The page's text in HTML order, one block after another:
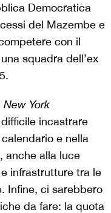
Democratica
del Mazembe e
con il
squadra dell’ex
New York
incastrare
e nella
anche alla luce
infrastrutture tra le
Infine, ci sarebbero
da fare: la quota